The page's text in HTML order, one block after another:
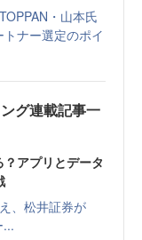
・山本氏
ナー選定のポイ
グ連載記事一
アプリとデータ
、松井証券が
...